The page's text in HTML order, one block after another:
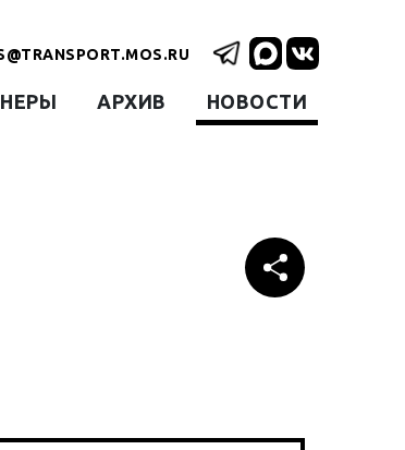
АРХИВ НОВОСТИ